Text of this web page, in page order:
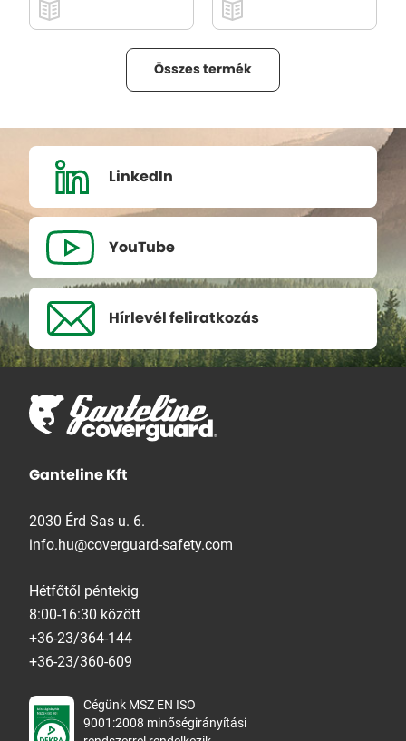
Összes termék
LinkedIn
YouTube
Hírlevél feliratkozás
Ganteline Kft
2030 Érd Sas u. 6.
info.hu@coverguard-safety.com
Hétfőtől péntekig
8:00-16:30 között
+36-23/364-144
+36-23/360-609
Cégünk MSZ EN ISO
9001:2008 minőségirányítási